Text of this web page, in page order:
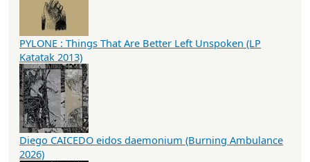
PYLONE : Things That Are Better Left Unspoken (LP
Katatak 2013)
Diego CAICEDO eidos daemonium (Burning Ambulance
2026)